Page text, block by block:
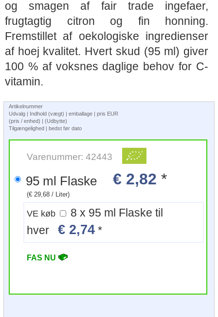
og smagen af fair trade ingefaer,
frugtagtig citron og fin honning.
Fremstillet af oekologiske ingredienser
af hoej kvalitet. Hvert skud (95 ml) giver
100 % af voksnes daglige behov for C-
vitamin.
Artikelnummer
Udvalg | Indhold (vægt) | emballage | pris EUR
(pris / enhed) | (Udbytte)
Tilgængelighed | bedst før dato
Varenummer: 42443
95 ml Flaske € 2,82 *
(€ 29,68 / Liter)
VE køb
8 x 95 ml Flaske til
hver€ 2,74 *
FAS NU